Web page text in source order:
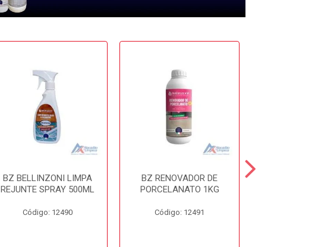
BZ BELLINZONI LIMPA
REJUNTE SPRAY 500ML
Código: 12490
BZ RENOVADOR DE
PORCELANATO 1KG
Código: 12491